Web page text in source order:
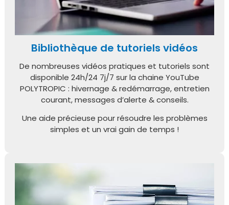
Bibliothèque de tutoriels vidéos
De nombreuses vidéos pratiques et tutoriels sont
disponible 24h/24 7j/7 sur la chaine YouTube
POLYTROPIC : hivernage & redémarrage, entretien
courant, messages d’alerte & conseils.
Une aide précieuse pour résoudre les problèmes
simples et un vrai gain de temps !